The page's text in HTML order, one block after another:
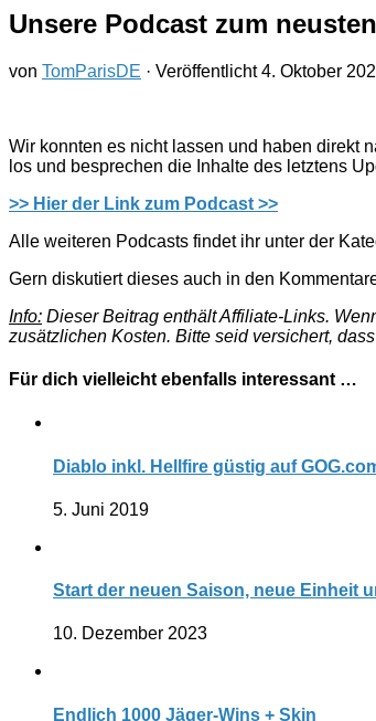
Unsere Podcast zum
von TomParisDE · Veröffentlicht4. Oktober
Wir konnten es nicht lassen und haben direkt
los und besprechen die Inhalte des letztens
>> Hier der Link zum Podcast >>
Alle weiteren Podcasts findet ihr unter der
Gern diskutiert dieses auch in den
Info: Dieser Beitrag enthält Affiliate-Links.
zusätzlichen Kosten. Bitte seid versichert,
Für dich vielleicht ebenfalls interessant …
Diablo inkl. Hellfire güstig auf
5. Juni 2019
Start der neuen Saison, neue Einheit
10. Dezember 2023
Endlich 1000 Jäger-Wins + Skin